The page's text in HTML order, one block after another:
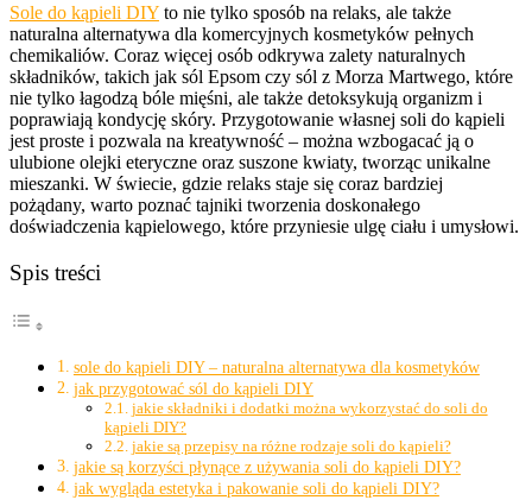
Sole do kąpieli DIY to nie tylko sposób na relaks, ale także
naturalna alternatywa dla komercyjnych kosmetyków pełnych
chemikaliów. Coraz więcej osób odkrywa zalety naturalnych
składników, takich jak sól Epsom czy sól z Morza Martwego, które
nie tylko łagodzą bóle mięśni, ale także detoksykują organizm i
poprawiają kondycję skóry. Przygotowanie własnej soli do kąpieli
jest proste i pozwala na kreatywność – można wzbogacać ją o
ulubione olejki eteryczne oraz suszone kwiaty, tworząc unikalne
mieszanki. W świecie, gdzie relaks staje się coraz bardziej
pożądany, warto poznać tajniki tworzenia doskonałego
doświadczenia kąpielowego, które przyniesie ulgę ciału i umysłowi.
Spis treści
sole do kąpieli DIY – naturalna alternatywa dla kosmetyków
jak przygotować sól do kąpieli DIY
jakie składniki i dodatki można wykorzystać do soli do
kąpieli DIY?
jakie są przepisy na różne rodzaje soli do kąpieli?
jakie są korzyści płynące z używania soli do kąpieli DIY?
jak wygląda estetyka i pakowanie soli do kąpieli DIY?